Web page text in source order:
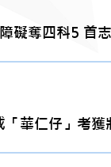
礙奪四科5
「華仁仔」考